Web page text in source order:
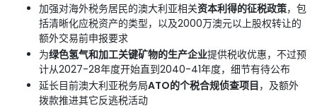
加强对海外税务居民的澳大利亚相关资本利得的征税政策，包
括清晰化应税资产的类型，以及2000万澳元以上股权转让的
额外交易前申报要求
为绿色氢气和加工关键矿物的生产企业提供税收优惠，不过预
计从2027-28年度开始直到2040-41年度，细节有待公布
延长目前澳大利亚税务局ATO的个税合规侦查项目，及额外
拨款推进其它反逃税活动